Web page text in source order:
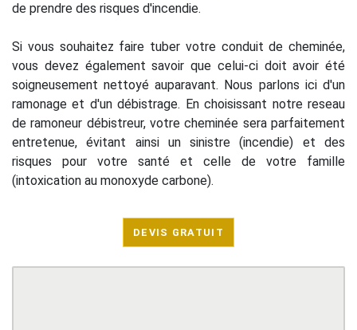
de prendre des risques d'incendie.
Si vous souhaitez faire tuber votre conduit de cheminée,
vous devez également savoir que celui-ci doit avoir été
soigneusement nettoyé auparavant. Nous parlons ici d'un
ramonage et d'un débistrage. En choisissant notre reseau
de ramoneur débistreur, votre cheminée sera parfaitement
entretenue, évitant ainsi un sinistre (incendie) et des
risques pour votre santé et celle de votre famille
(intoxication au monoxyde carbone).
DEVIS GRATUIT